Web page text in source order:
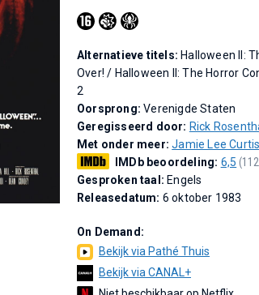
Alternatieve titels: Halloween II:
Over!/ Halloween II: The Horror
2
Oorsprong:Verenigde Staten
Geregisseerd door: Rick
Met onder meer:Jamie Lee
IMDb beoordeling: 6,5
Gesproken taal: Engels
Releasedatum: 6 oktober 1983
On Demand:
Bekijk via Pathé Thuis
Bekijk via CANAL+